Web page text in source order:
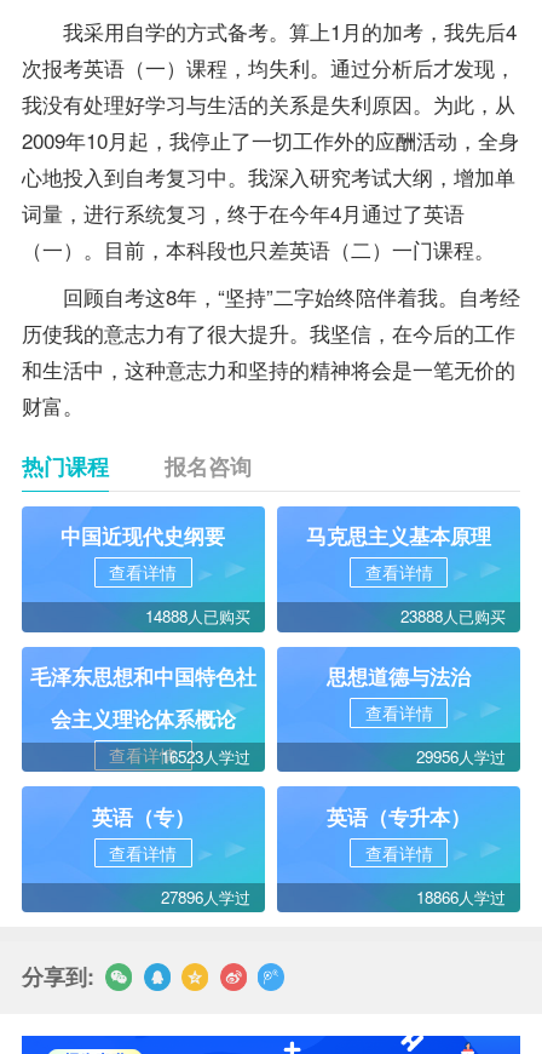
我采用自学的方式备考。算上1月的加考，我先后4
次报考英语（一）课程，均失利。通过分析后才发现，
我没有处理好学习与生活的关系是失利原因。为此，从
2009年10月起，我停止了一切工作外的应酬活动，全身
心地投入到自考复习中。我深入研究考试大纲，增加单
词量，进行系统复习，终于在今年4月通过了英语
（一）。目前，本科段也只差英语（二） 一门课程。
回顾自考这8年，“坚持”二字始终陪伴着我。自考经
历使我的意志力有了很大提升。我坚信，在今后的工作
和生活中，这种意志力和坚持的精神将会是一笔无价的
财富。
热门课程 报名咨询
中国近现代史纲要
查看详情
14888人已购买
马克思主义基本原理
查看详情
23888人已购买
毛泽东思想和中国特色社
会主义理论体系概论
查看详情16523人学过
思想道德与法治
查看详情
29956人学过
英语（专）
查看详情
27896人学过
英语（专升本）
查看详情
18866人学过
分享到: